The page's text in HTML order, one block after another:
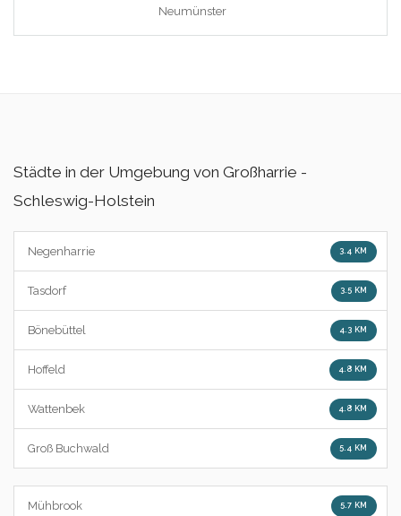
Neumünster
Städte in der Umgebung von Großharrie -
Schleswig-Holstein
Negenharrie 3.4 KM
Tasdorf 3.5 KM
Bönebüttel 4.3 KM
Hoffeld 4.8 KM
Wattenbek 4.8 KM
Groß Buchwald 5.4 KM
Mühbrook 5.7 KM